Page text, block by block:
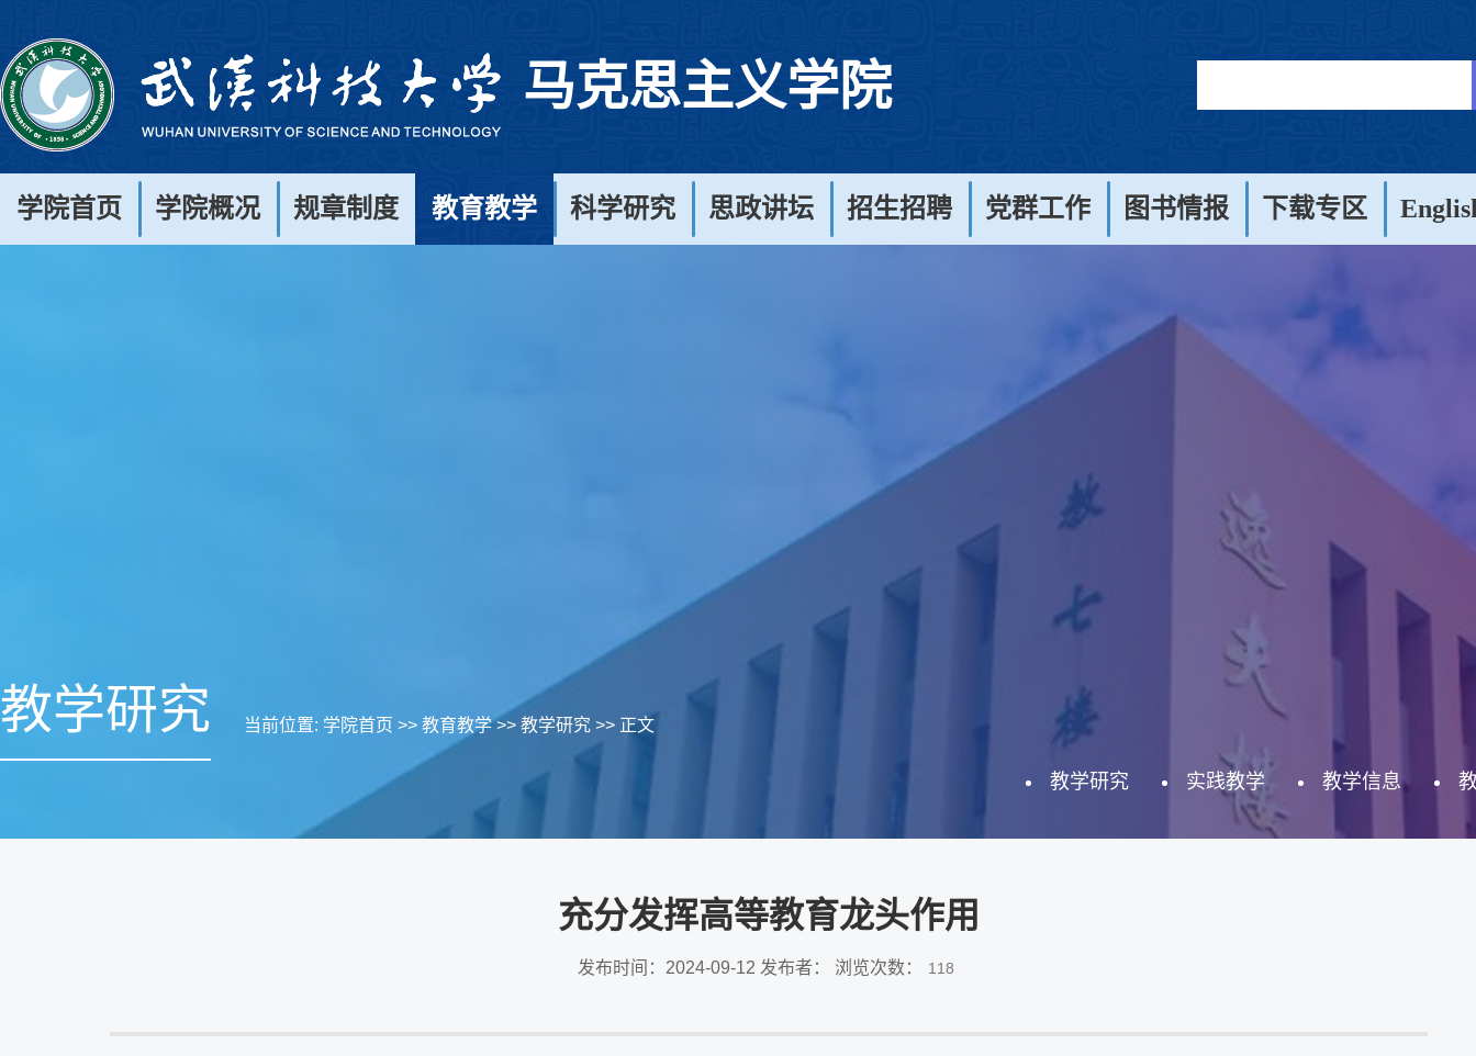
马克思主义学院
学院首页 学院概况 规章制度 教育教学 科学研究 思政讲坛 招生招聘 党群工作 图书情报 下载专区
教学研究 当前位置: 学院首页 >> 教育教学>> 教学研究 >> 正文
教学研究 实践教学 教学信息
充分发挥高等教育龙头作用
发布时间：2024-09-12 发布者： 浏览次数： 118